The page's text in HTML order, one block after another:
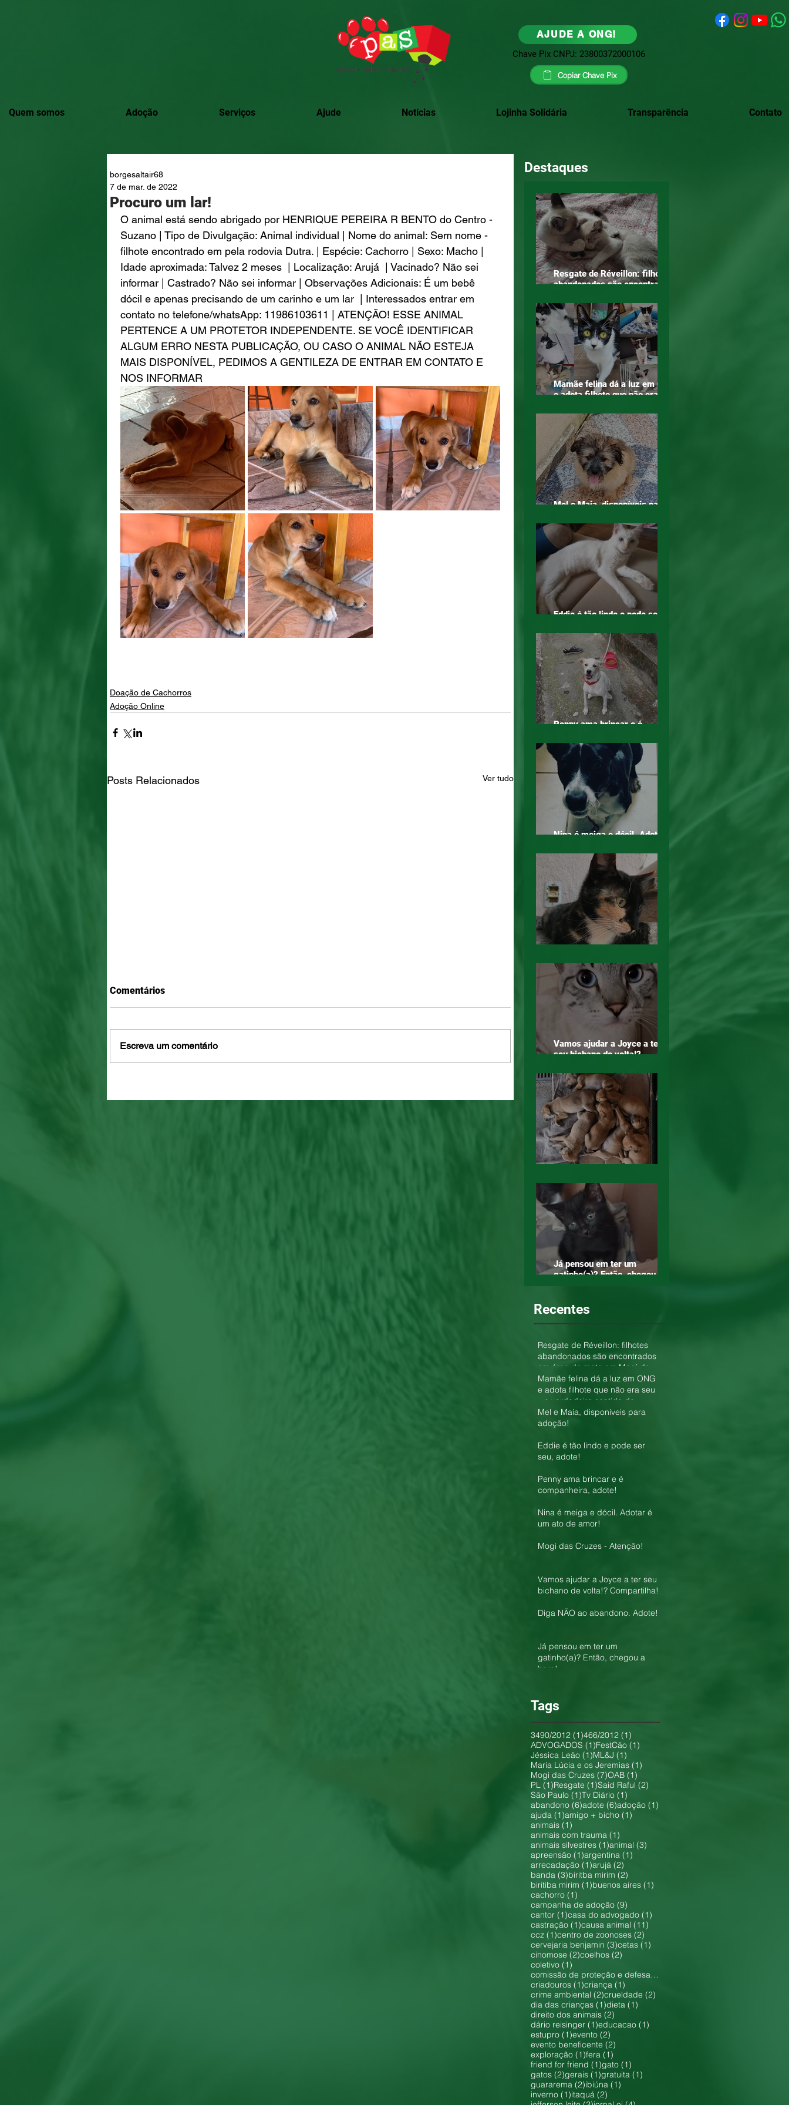
AJUDE A ONG!
Chave Pix CNPJ: 23800372000106
Copiar Chave Pix
Quem somos Adoção Serviços Ajude Notícias Lojinha Solidária Transparência Contato
Procuro um lar!
borgesaltair68
7 de mar. de 2022
O animal está sendo abrigado por HENRIQUE PEREIRA R BENTO do Centro -
Suzano | Tipo de Divulgação: Animal individual | Nome do animal: Sem nome -
filhote encontrado em pela rodovia Dutra. | Espécie: Cachorro | Sexo: Macho |
Idade aproximada: Talvez 2 meses  | Localização: Arujá  | Vacinado? Não sei
informar | Castrado? Não sei informar | Observações Adicionais: É um bebê
dócil e apenas precisando de um carinho e um lar  | Interessados entrar em
contato no telefone/whatsApp: 11986103611 | ATENÇÃO! ESSE ANIMAL
PERTENCE A UM PROTETOR INDEPENDENTE. SE VOCÊ IDENTIFICAR
ALGUM ERRO NESTA PUBLICAÇÃO, OU CASO O ANIMAL NÃO ESTEJA
MAIS DISPONÍVEL, PEDIMOS A GENTILEZA DE ENTRAR EM CONTATO E
NOS INFORMAR
Doação de Cachorros
Adoção Online
Posts Relacionados Ver tudo
adota filhote que não era seu – o
adoção!
Comentários
Escreva um comentário
Destaques
Resgate de Réveillon: filhotes
abandonados são encontrados
Cruzes
Mamãe felina dá a luz em ONG
e adota filhote que não era seu
amor!
Mel e Maia, disponíveis para
Eddie é tão lindo e pode ser
Penny ama brincar e é
Nina é meiga e dócil. Adotar é
Vamos ajudar a Joyce a ter
seu bichano de volta!?
Já pensou em ter um
gatinho(a)? Então, chegou a
Recentes
Resgate de Réveillon: filhotes
abandonados são encontrados
em área de mata em Mogi das
Cruzes
Mamãe felina dá a luz em ONG
e adota filhote que não era seu
– o verdadeiro sentido do
amor!
Mel e Maia, disponíveis para
adoção!
Eddie é tão lindo e pode ser
seu, adote!
Penny ama brincar e é
companheira, adote!
Nina é meiga e dócil. Adotar é
um ato de amor!
Mogi das Cruzes - Atenção!
Vamos ajudar a Joyce a ter seu
bichano de volta!? Compartilha!
Diga NÃO ao abandono. Adote!
Já pensou em ter um
gatinho(a)? Então, chegou a
hora!
Tags
3490/2012 (1)1 post
466/2012 (1)
ADVOGADOS (1)1 post
FestCão (1)
Jéssica Leão (1)1 post
ML&J (1)
Maria Lúcia e os Jeremias (1)
Mogi das Cruzes (7)7 posts
OAB (1)
PL (1)1 post
Resgate (1)1 post
Said Raful (2)
São Paulo (1)1 post
Tv Diário (1)
abandono (6)6 posts
adote (6)6 posts
adoção (1)
ajuda (1)1 post
amigo + bicho (1)
animais (1)
animais com trauma (1)
animais silvestres (1)1 post
animal (3)
apreensão (1)1 post
argentina (1)
arrecadação (1)1 post
arujá (2)
banda (3)3 posts
biritba mirim (2)
biritiba mirim (1)1 post
buenos aires (1)
cachorro (1)
campanha de adoção (9)
cantor (1)1 post
casa do advogado (1)
castração (1)1 post
causa animal (11)
ccz (1)1 post
centro de zoonoses (2)
cervejaria benjamin (3)3 posts
cetas (1)
cinomose (2)2 posts
coelhos (2)
coletivo (1)
comissão de proteção e defesa dos animais
criadouros (1)1 post
criança (1)
crime ambiental (2)2 posts
crueldade (2)
dia das crianças (1)1 post
dieta (1)
direito dos animais (2)
dário reisinger (1)1 post
educacao (1)
estupro (1)1 post
evento (2)
evento beneficente (2)
exploração (1)1 post
fera (1)
friend for friend (1)1 post
gato (1)
gatos (2)2 posts
gerais (1)1 post
gratuita (1)
guararema (2)2 posts
ibiúna (1)
inverno (1)1 post
itaquá (2)